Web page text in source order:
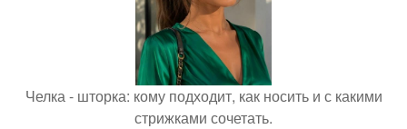
Челка - шторка: кому подходит, как носить и с какими
стрижками сочетать.